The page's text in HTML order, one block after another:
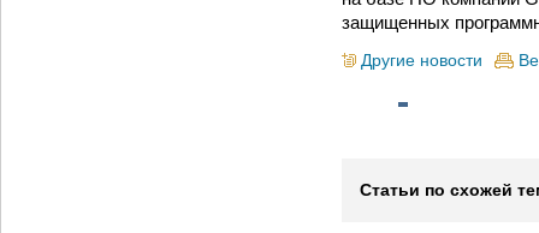
защищенных
Другие новости
Статьи по схожей